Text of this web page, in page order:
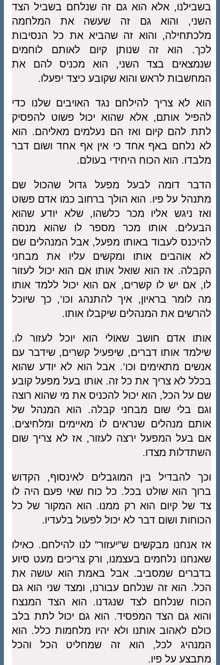
בשבילנו, אלא הוא גם זה שנלחם בשביל הצד
השני, והוא גם זה שעשה את המלחמה
מלכתחילה, והוא זה שהביא את כל הנסיבות
לכך. הוא זה שנותן קיום לאותם לוחמים
שנמצאים בצד השני, הוא מכניס להם את
המחשבות לראש והוא שקובע כיצד יפעלו.
הוא לא צריך להילחם נגד האויבים שלנו כדי
להפיל אותם, אלא שהוא יכול פשוט להפסיק
לתת להם קיום ואז הם נעלמים מאליהם. הוא
לא נלחם באף אחד כי אין אף אחד ושום דבר
מלבדו. הוא הכוח היחידי בעולם.
הדבר דומה לבעל מפעל גדול שהכול שם
מתנהל על פיו. הוא הולך ברחוב כמו אדם פשוט
ואז ניגש אליו מכר כלשהו, שלא יודע שהוא
הבעלים. אותו מכר מספר לו שהוא מנסה
להיכנס לעבוד באותו מפעל, אבל המנהלים שם
לא אוהבים אותו ומקשים עליו את מבחני
הקבלה. אז הוא שואל אותו אם הוא יכול לעזור
לו, אם יש לו קשרים, אם הוא יכול ללמד אותו
מה לומר בראיון, איך להתנהג וכו’, כך שיוכל
להרשים את המנהלים שיקבלו אותו.
אותו אדם חושב שאולי הוא יוכל לעזור לו.
שילמד אותו דברים, שיפעיל קשרים, שידבר עם
אנשים מתאימים וכו’. אבל הוא לא יודע שהוא
בכלל לא צריך את כל זה. אותו בעל מפעל קובע
שם על הכל, הוא יכול להכניס את מי שהוא רוצה
וגם בלי שום מבחני קבלה. הוא המנהל של
אותם מנהלים שנראים לו מאיימים ומלחיצים.
אם בעל המפעל ירצה לעזור, אז לא צריך שום
השתדלות מצדו.
וכך להבדיל בין המוגבלים לאינסוף, הקדוש
ברוך הוא שולט בכל. כל כוח שאי פעם היה לו
צד של קיום הוא רק ממנו. הוא המקור של כל
הכוחות ושום דבר לא יכול לפעול בלעדיו.
אז אנחנו מבקשים ש”יעזור” לנו להילחם. כאילו
שאנחנו נלחמים בעצמנו, ורק צריכים מעט סיוע
בדברים שמסביב. אבל באמת הוא עושה את
הכל. הוא זה שנלחם עבורנו, ומצד שני הוא גם
הכוח שנלחם לצד שנגדנו. הוא הצד המנצח
והוא גם הצד המפסיד. הוא גם יכול לתת בלב
כולם לאהוב אותנו ולא יהיו מלחמות כלל. הוא
המנהיג לכל, הוא זה שמחליט הכל והכל
מתבצע על פיו.